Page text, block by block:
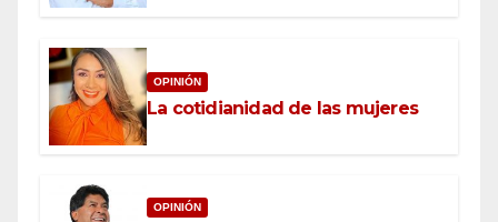
OPINIÓN
La cotidianidad de las mujeres
OPINIÓN